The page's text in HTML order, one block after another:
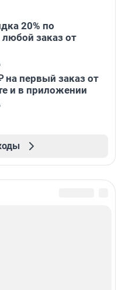
20% по
заказ от
на первый заказ от
и в приложении